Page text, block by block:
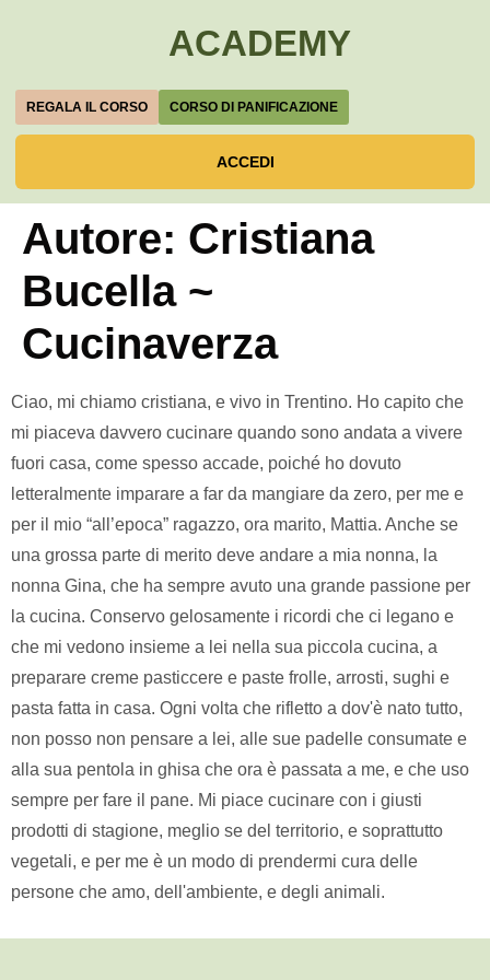
ACADEMY
REGALA IL CORSO CORSO DI PANIFICAZIONE
ACCEDI
Autore: Cristiana
Bucella ~
Cucinaverza
Ciao, mi chiamo cristiana, e vivo in Trentino. Ho capito che
mi piaceva davvero cucinare quando sono andata a vivere
fuori casa, come spesso accade, poiché ho dovuto
letteralmente imparare a far da mangiare da zero, per me e
per il mio “all’epoca” ragazzo, ora marito, Mattia. Anche se
una grossa parte di merito deve andare a mia nonna, la
nonna Gina, che ha sempre avuto una grande passione per
la cucina. Conservo gelosamente i ricordi che ci legano e
che mi vedono insieme a lei nella sua piccola cucina, a
preparare creme pasticcere e paste frolle, arrosti, sughi e
pasta fatta in casa. Ogni volta che rifletto a dov'è nato tutto,
non posso non pensare a lei, alle sue padelle consumate e
alla sua pentola in ghisa che ora è passata a me, e che uso
sempre per fare il pane. Mi piace cucinare con i giusti
prodotti di stagione, meglio se del territorio, e soprattutto
vegetali, e per me è un modo di prendermi cura delle
persone che amo, dell'ambiente, e degli animali.